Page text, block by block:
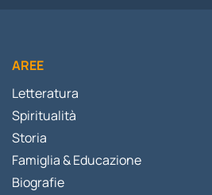
AREE
Letteratura
Spiritualità
Storia
Famiglia & Educazione
Biografie